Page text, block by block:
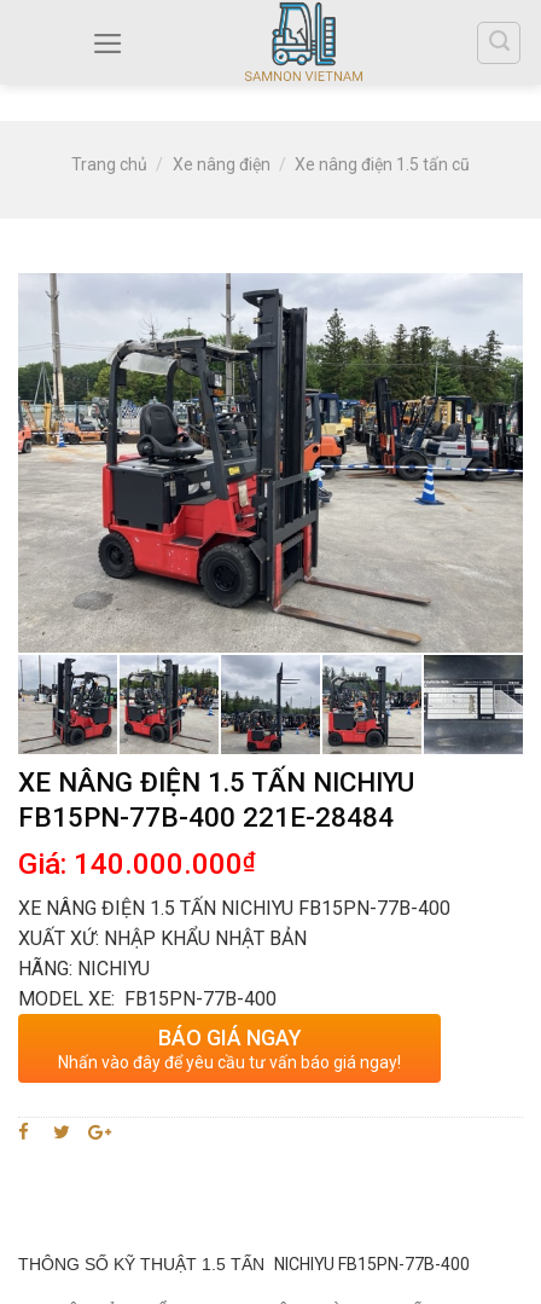
Trang chủ / Xe nâng điện / Xe nâng điện 1.5 tấn cũ
XE NÂNG ĐIỆN 1.5 TẤN NICHIYU
FB15PN-77B-400 221E-28484
Giá: 140.000.000₫
XE NÂNG ĐIỆN 1.5 TẤN NICHIYU FB15PN-77B-400
XUẤT XỨ: NHẬP KHẨU NHẬT BẢN
HÃNG: NICHIYU
MODEL XE: FB15PN-77B-400
BÁO GIÁ NGAY
Nhấn vào đây để yêu cầu tư vấn báo giá ngay!
THÔNG SỐ KỸ THUẬT 1.5 TẤN NICHIYU FB15PN-77B-400